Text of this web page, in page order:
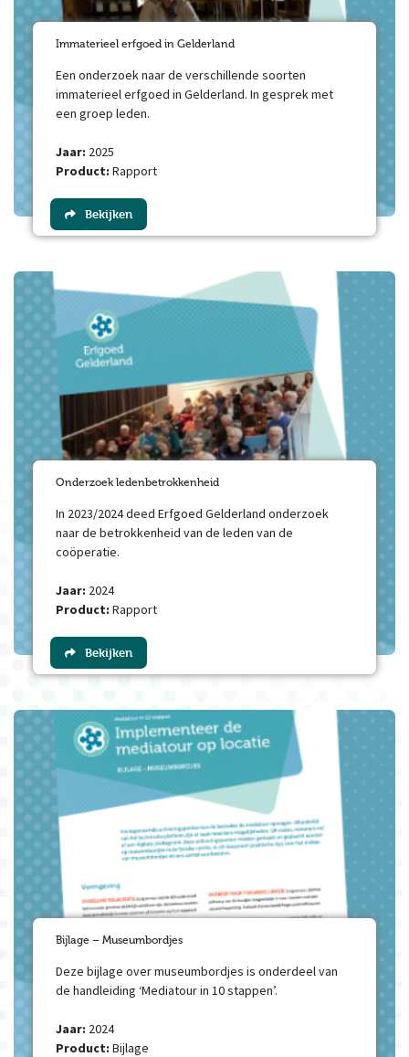
Immaterieel erfgoed in Gelderland
Een onderzoek naar de verschillende soorten
immaterieel erfgoed in Gelderland. In gesprek met
een groep leden.
Jaar: 2025
Product: Rapport
Bekijken
Onderzoek ledenbetrokkenheid
In 2023/2024 deed Erfgoed Gelderland onderzoek
naar de betrokkenheid van de leden van de
coöperatie.
Jaar: 2024
Product: Rapport
Bekijken
Bijlage – Museumbordjes
Deze bijlage over museumbordjes is onderdeel van
de handleiding ‘Mediatour in 10 stappen’.
Jaar: 2024
Product: Bijlage